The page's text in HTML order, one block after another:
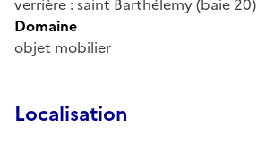
Domaine
objet mobilier
Localisation